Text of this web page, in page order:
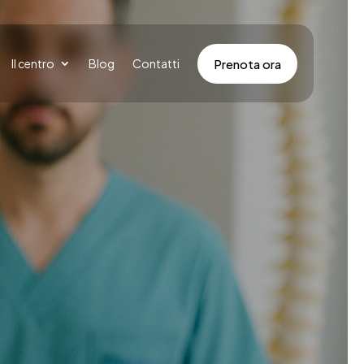
Il centro Blog Contatti Prenota ora